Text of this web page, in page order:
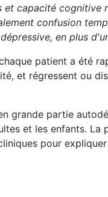
capacité
confusion
en plus
patient a été
et régressent ou
grande partie
et les enfants.
pour